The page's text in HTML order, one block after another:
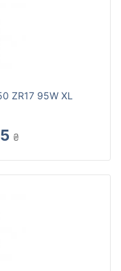
ZR17 95W XL
₴